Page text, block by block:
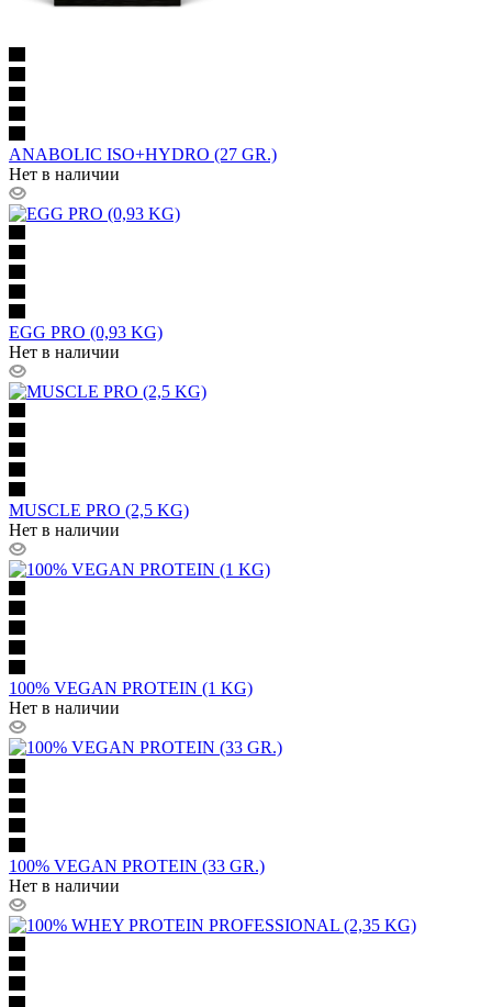
ANABOLIC ISO+HYDRO (27 GR.)
Нет в наличии
EGG PRO (0,93 KG)
Нет в наличии
MUSCLE PRO (2,5 KG)
Нет в наличии
100% VEGAN PROTEIN (1 KG)
Нет в наличии
100% VEGAN PROTEIN (33 GR.)
Нет в наличии